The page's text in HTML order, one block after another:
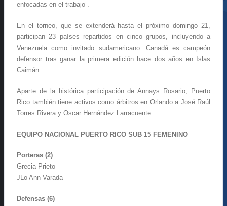
enfocadas en el trabajo”.
En el torneo, que se extenderá hasta el próximo domingo 21,
participan 23 países repartidos en cinco grupos, incluyendo a
Venezuela como invitado sudamericano. Canadá es campeón
defensor tras ganar la primera edición hace dos años en Islas
Caimán.
Aparte de la histórica participación de Annays Rosario, Puerto
Rico también tiene activos como árbitros en Orlando a José Raúl
Torres Rivera y Oscar Hernández Larracuente.
EQUIPO NACIONAL PUERTO RICO SUB 15 FEMENINO
Porteras (2)
Grecia Prieto
JLo Ann Varada
Defensas (6)